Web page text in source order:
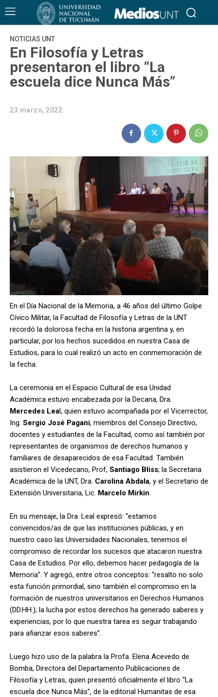
NOTICIAS UNT
En Filosofía y Letras
presentaron el libro “La
escuela dice Nunca Más”
23 marzo, 2022
En el Día Nacional de la Memoria, a 46 años del último Golpe
Cívico Militar, la Facultad de Filosofía y Letras de la UNT
recordó la dolorosa fecha en la historia argentina y, en
particular, por los hechos sucedidos en nuestra Casa de
Estudios, para lo cual realizó un acto en conmemoración de
la fecha.
La ceremonia en el Espacio Cultural de esa Unidad
Académica estuvo encabezada por la Decana, Dra.
Mercedes Leal, quien estuvo acompañada por el Vicerrector,
Ing. Sergio José Pagani, miembros del Consejo Directivo,
docentes y estudiantes de la Facultad, como así también por
representantes de organismos de derechos humanos y
familiares de desaparecidos de esa Facultad. También
asistieron el Vicedecano, Prof, Santiago Bliss; la Secretaria
Académica de la UNT, Dra. Carolina Abdala, y el Secretario de
Extensión Universitaria, Lic. Marcelo Mirkin.
En su mensaje, la Dra. Leal expresó: “estamos
convencidos/as de que las instituciones públicas, y en
nuestro caso las Universidades Nacionales, tenemos el
compromiso de recordar los sucesos que atacaron nuestra
Casa de Estudios. Por ello, debemos hacer pedagogía de la
Memoria”. Y agregó, entre otros conceptos: “resalto no solo
esta función primordial, sino también el compromiso en la
formación de nuestros universitarios en Derechos Humanos
(DD.HH.); la lucha por estos derechos ha generado saberes y
experiencias, por lo que nuestra tarea es seguir trabajando
para afianzar esos saberes”.
Luego hizo uso de la palabra la Profa. Elena Acevedo de
Bomba, Directora del Departamento Publicaciones de
Filosofía y Letras, quien presentó oficialmente el libro “La
escuela dice Nunca Más”, de la editorial Humanitas de esa